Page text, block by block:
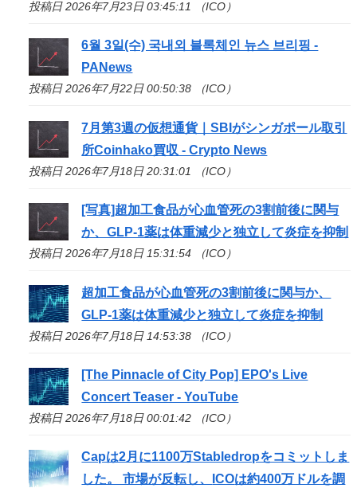
投稿日 2026年7月23日 03:45:11 （ICO）
6월 3일(수) 국내외 블록체인 뉴스 브리핑 -
PANews
投稿日 2026年7月22日 00:50:38 （ICO）
7月第3週の仮想通貨｜SBIがシンガポール取引
所Coinhako買収 - Crypto News
投稿日 2026年7月18日 20:31:01 （ICO）
[写真]超加工食品が心血管死の3割前後に関与
か、GLP-1薬は体重減少と独立して炎症を抑制
投稿日 2026年7月18日 15:31:54 （ICO）
超加工食品が心血管死の3割前後に関与か、
GLP-1薬は体重減少と独立して炎症を抑制
投稿日 2026年7月18日 14:53:38 （ICO）
[The Pinnacle of City Pop] EPO's Live
Concert Teaser - YouTube
投稿日 2026年7月18日 00:01:42 （ICO）
Capは2月に1100万Stabledropをコミットしま
した。 市場が反転し、
ICOは約400万ドルを調